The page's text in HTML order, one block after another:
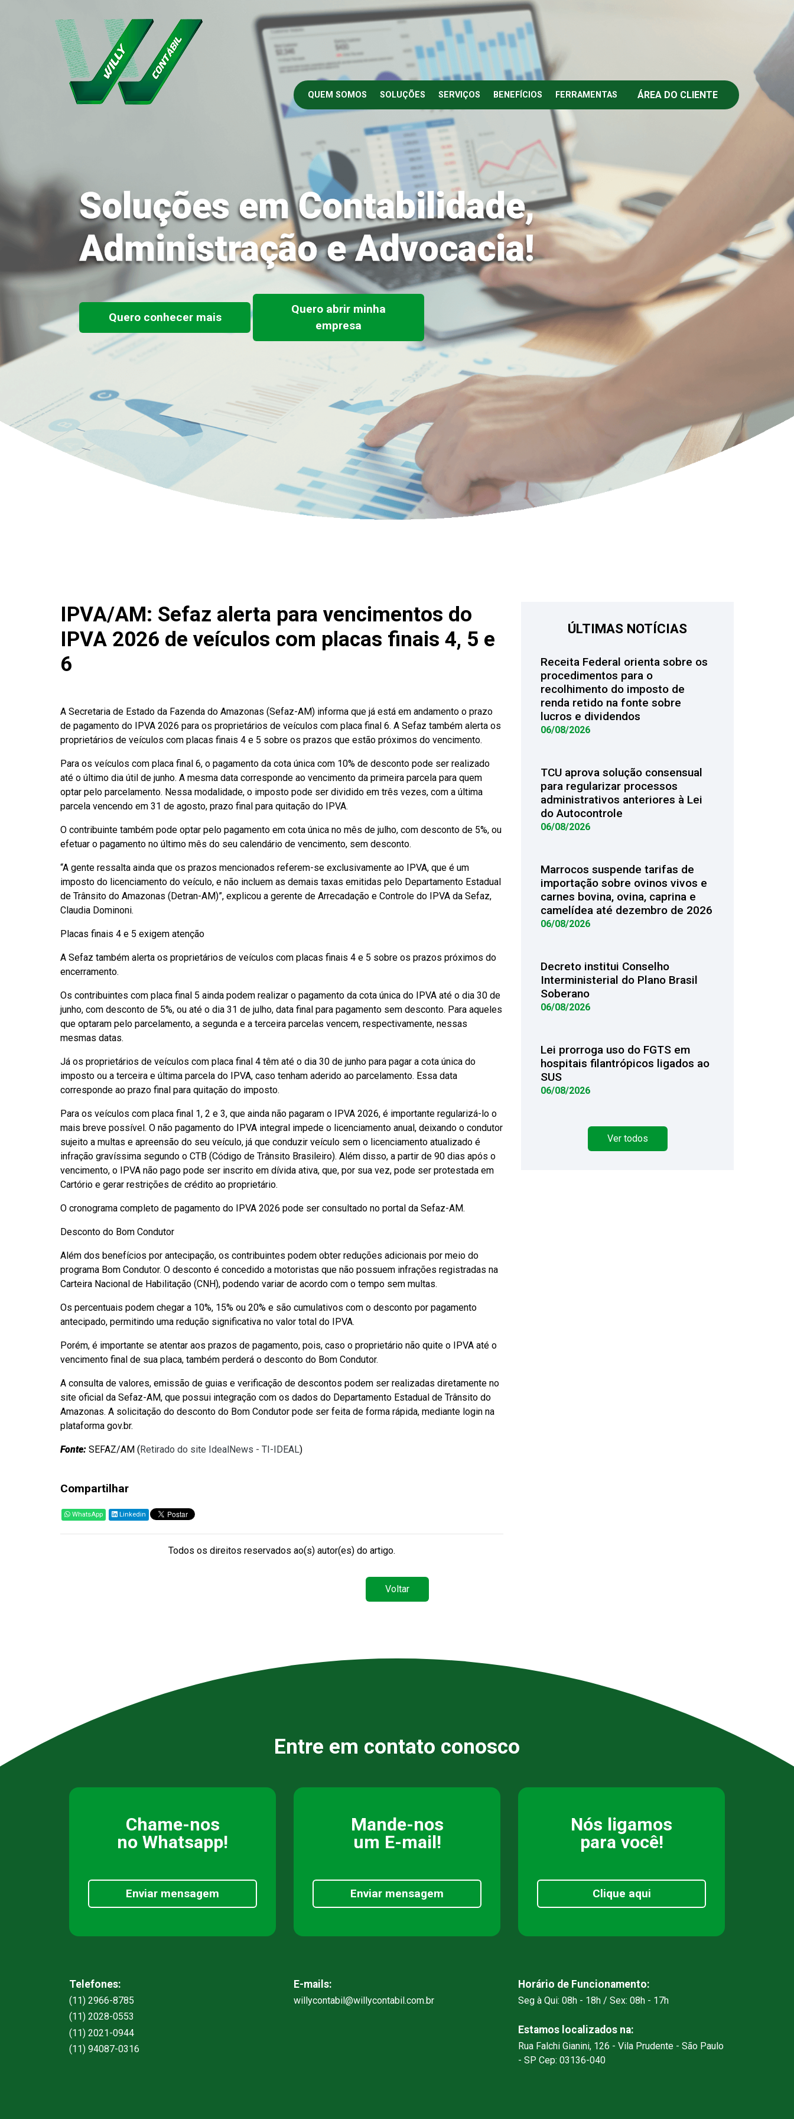
QUEM SOMOS SOLUÇÕES SERVIÇOS BENEFÍCIOS FERRAMENTAS ÁREA DO CLIENTE
Soluções em Contabilidade,
Administração e Advocacia!
Quero conhecer mais
Quero abrir minha
empresa
IPVA/AM: Sefaz alerta para vencimentos do
IPVA 2026 de veículos com placas finais 4, 5 e
6
A Secretaria de Estado da Fazenda do Amazonas (Sefaz-AM) informa que já está em andamento o prazo
de pagamento do IPVA 2026 para os proprietários de veículos com placa final 6. A Sefaz também alerta os
proprietários de veículos com placas finais 4 e 5 sobre os prazos que estão próximos do vencimento.
Para os veículos com placa final 6, o pagamento da cota única com 10% de desconto pode ser realizado
até o último dia útil de junho. A mesma data corresponde ao vencimento da primeira parcela para quem
optar pelo parcelamento. Nessa modalidade, o imposto pode ser dividido em três vezes, com a última
parcela vencendo em 31 de agosto, prazo final para quitação do IPVA.
O contribuinte também pode optar pelo pagamento em cota única no mês de julho, com desconto de 5%, ou
efetuar o pagamento no último mês do seu calendário de vencimento, sem desconto.
“A gente ressalta ainda que os prazos mencionados referem-se exclusivamente ao IPVA, que é um
imposto do licenciamento do veículo, e não incluem as demais taxas emitidas pelo Departamento Estadual
de Trânsito do Amazonas (Detran-AM)”, explicou a gerente de Arrecadação e Controle do IPVA da Sefaz,
Claudia Dominoni.
Placas finais 4 e 5 exigem atenção
A Sefaz também alerta os proprietários de veículos com placas finais 4 e 5 sobre os prazos próximos do
encerramento.
Os contribuintes com placa final 5 ainda podem realizar o pagamento da cota única do IPVA até o dia 30 de
junho, com desconto de 5%, ou até o dia 31 de julho, data final para pagamento sem desconto. Para aqueles
que optaram pelo parcelamento, a segunda e a terceira parcelas vencem, respectivamente, nessas
mesmas datas.
Já os proprietários de veículos com placa final 4 têm até o dia 30 de junho para pagar a cota única do
imposto ou a terceira e última parcela do IPVA, caso tenham aderido ao parcelamento. Essa data
corresponde ao prazo final para quitação do imposto.
Para os veículos com placa final 1, 2 e 3, que ainda não pagaram o IPVA 2026, é importante regularizá-lo o
mais breve possível. O não pagamento do IPVA integral impede o licenciamento anual, deixando o condutor
sujeito a multas e apreensão do seu veículo, já que conduzir veículo sem o licenciamento atualizado é
infração gravíssima segundo o CTB (Código de Trânsito Brasileiro). Além disso, a partir de 90 dias após o
vencimento, o IPVA não pago pode ser inscrito em dívida ativa, que, por sua vez, pode ser protestada em
Cartório e gerar restrições de crédito ao proprietário.
O cronograma completo de pagamento do IPVA 2026 pode ser consultado no portal da Sefaz-AM.
Desconto do Bom Condutor
Além dos benefícios por antecipação, os contribuintes podem obter reduções adicionais por meio do
programa Bom Condutor. O desconto é concedido a motoristas que não possuem infrações registradas na
Carteira Nacional de Habilitação (CNH), podendo variar de acordo com o tempo sem multas.
Os percentuais podem chegar a 10%, 15% ou 20% e são cumulativos com o desconto por pagamento
antecipado, permitindo uma redução significativa no valor total do IPVA.
Porém, é importante se atentar aos prazos de pagamento, pois, caso o proprietário não quite o IPVA até o
vencimento final de sua placa, também perderá o desconto do Bom Condutor.
A consulta de valores, emissão de guias e verificação de descontos podem ser realizadas diretamente no
site oficial da Sefaz-AM, que possui integração com os dados do Departamento Estadual de Trânsito do
Amazonas. A solicitação do desconto do Bom Condutor pode ser feita de forma rápida, mediante login na
plataforma gov.br.
Fonte: SEFAZ/AM (Retirado do site IdealNews - TI-IDEAL)
Compartilhar
WhatsApp Linkedin
Todos os direitos reservados ao(s) autor(es) do artigo.
ÚLTIMAS NOTÍCIAS
Receita Federal orienta sobre os
procedimentos para o
recolhimento do imposto de
renda retido na fonte sobre
lucros e dividendos
06/08/2026
TCU aprova solução consensual
para regularizar processos
administrativos anteriores à Lei
do Autocontrole
06/08/2026
Marrocos suspende tarifas de
importação sobre ovinos vivos e
carnes bovina, ovina, caprina e
camelídea até dezembro de 2026
06/08/2026
Decreto institui Conselho
Interministerial do Plano Brasil
Soberano
06/08/2026
Lei prorroga uso do FGTS em
hospitais filantrópicos ligados ao
SUS
06/08/2026
Ver todos
Voltar
Entre em contato conosco
Chame-nos
no Whatsapp!
Enviar mensagem
Mande-nos
um E-mail!
Enviar mensagem
Nós ligamos
para você!
Clique aqui
Telefones:
(11) 2966-8785
(11) 2028-0553
(11) 2021-0944
(11) 94087-0316
E-mails:
willycontabil@willycontabil.com.br
Horário de Funcionamento:
Seg à Qui: 08h - 18h / Sex: 08h - 17h
Estamos localizados na:
Rua Falchi Gianini, 126 - Vila Prudente - São Paulo
- SP Cep: 03136-040